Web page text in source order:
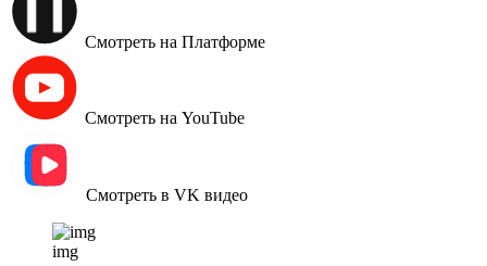
Смотреть на Платформе
Смотреть на YouTube
Смотреть в VK видео
img